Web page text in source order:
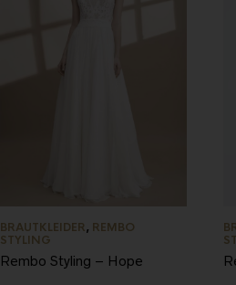
BRAUTKLEIDER, REMBO
STYLING
Rembo Styling – Hope